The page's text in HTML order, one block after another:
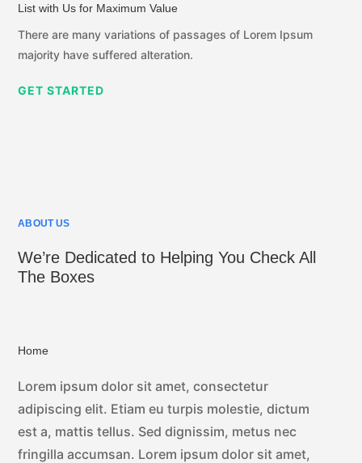
List with Us for Maximum Value
There are many variations of passages of Lorem Ipsum
majority have suffered alteration.
GET STARTED
ABOUT US
We’re Dedicated to Helping You Check All
The Boxes
Home
Lorem ipsum dolor sit amet, consectetur
adipiscing elit. Etiam eu turpis molestie, dictum
est a, mattis tellus. Sed dignissim, metus nec
fringilla accumsan. Lorem ipsum dolor sit amet,